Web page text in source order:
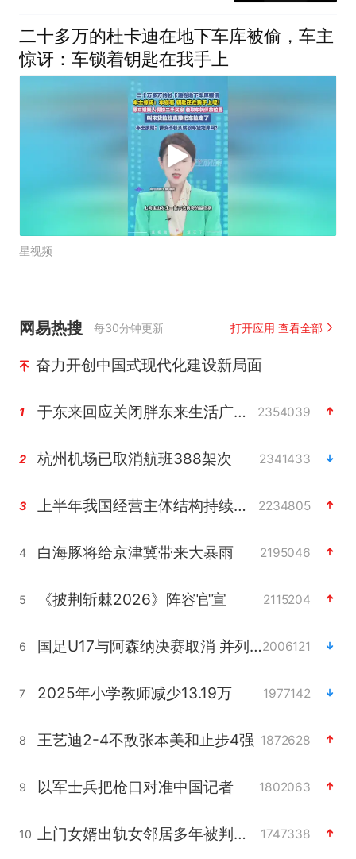
二十多万的杜卡迪在地下车库被偷，车主
惊讶：车锁着钥匙在我手上
星视频
网易热搜 每30分钟更新 打开应用 查看全部
奋力开创中国式现代化建设新局面
1 于东来回应关闭胖东来生活广场店 2354039
2 杭州机场已取消航班388架次 2341433
3 上半年我国经营主体结构持续优化 2234805
4 白海豚将给京津冀带来大暴雨 2195046
5 《披荆斩棘2026》阵容官宣 2115204
6 国足U17与阿森纳决赛取消 并列冠军2006121
7 2025年小学教师减少13.19万 1977142
8 王艺迪2-4不敌张本美和止步4强 1872628
9 以军士兵把枪口对准中国记者 1802063
10 上门女婿出轨女邻居多年被判重婚罪 1747338